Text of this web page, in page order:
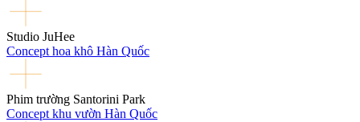
Studio JuHee
Concept hoa khô Hàn Quốc
Phim trường Santorini Park
Concept khu vườn Hàn Quốc